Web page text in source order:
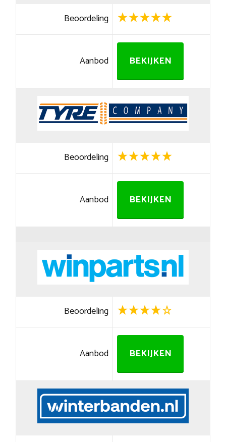
Beoordeling
Aanbod BEKIJKEN
Beoordeling
Aanbod BEKIJKEN
Beoordeling
Aanbod BEKIJKEN